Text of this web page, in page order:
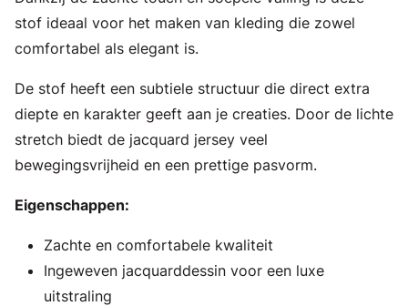
stof ideaal voor het maken van kleding die zowel
comfortabel als elegant is.
De stof heeft een subtiele structuur die direct extra
diepte en karakter geeft aan je creaties. Door de lichte
stretch biedt de jacquard jersey veel
bewegingsvrijheid en een prettige pasvorm.
Eigenschappen:
Zachte en comfortabele kwaliteit
Ingeweven jacquarddessin voor een luxe
uitstraling